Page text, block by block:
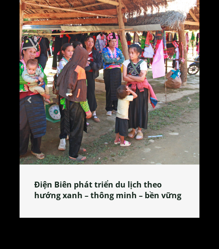
Làng làm bánh tẻ Phú Nhi – nơi lan
tỏa đặc sản xứ Đoài